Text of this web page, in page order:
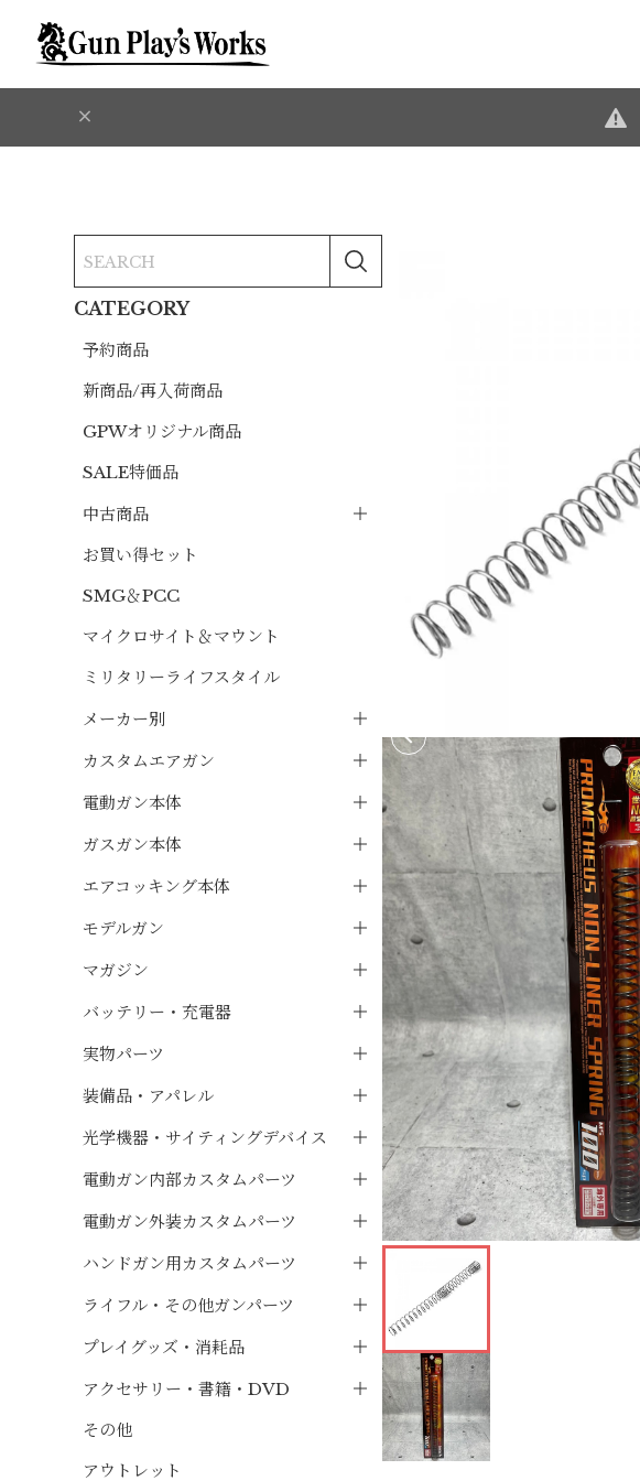
CATEGORY
予約商品
新商品/再入荷商品
GPWオリジナル商品
SALE特価品
中古商品
お買い得セット
SMG＆PCC
マイクロサイト＆マウント
ミリタリーライフスタイル
メーカー別
カスタムエアガン
電動ガン本体
ガスガン本体
エアコッキング本体
モデルガン
マガジン
バッテリー・充電器
実物パーツ
装備品・アパレル
光学機器・サイティングデバイス
電動ガン内部カスタムパーツ
電動ガン外装カスタムパーツ
ハンドガン用カスタムパーツ
ライフル・その他ガンパーツ
プレイグッズ・消耗品
アクセサリー・書籍・DVD
その他
アウトレット